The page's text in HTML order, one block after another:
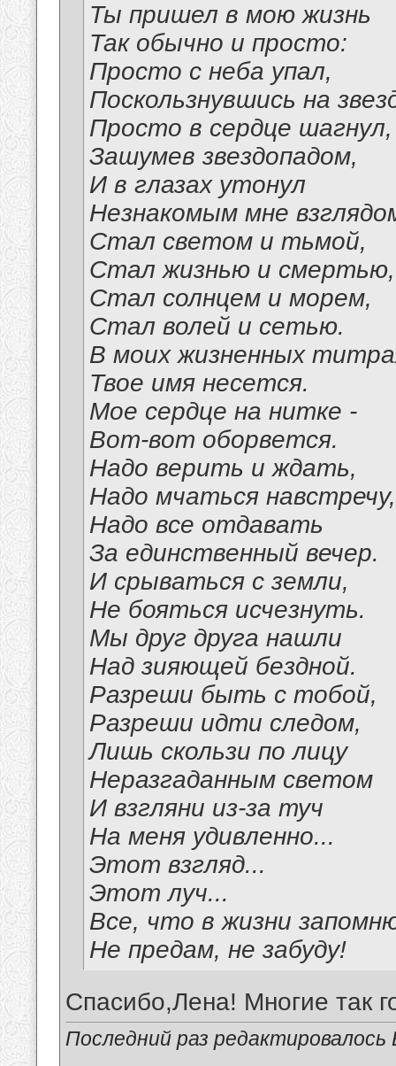
Ты пришел в мою жизнь
Так обычно и просто:
Просто с неба упал,
Поскользнувшись на
Просто в сердце шагнул,
Зашумев звездопадом,
И в глазах утонул
Незнакомым мне
Стал светом и тьмой,
Стал жизнью и смертью,
Стал солнцем и морем,
Стал волей и сетью.
В моих жизненных
Твое имя несется.
Мое сердце на нитке -
Вот-вот оборвется.
Надо верить и ждать,
Надо мчаться навстречу,
Надо все отдавать
За единственный вечер.
И срываться с земли,
Не бояться исчезнуть.
Мы друг друга нашли
Над зияющей бездной.
Разреши быть с тобой,
Разреши идти следом,
Лишь скользи по лицу
Неразгаданным светом
И взгляни из-за туч
На меня удивленно...
Этот взгляд...
Этот луч...
Все, что в жизни
Не предам, не забуду!
Спасибо,Лена! Многие так
Последний раз